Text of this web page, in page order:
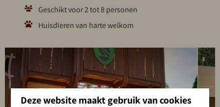
Geschikt voor 2 tot 8 personen
Huisdieren van harte welkom
Deze website maakt gebruik van cookies